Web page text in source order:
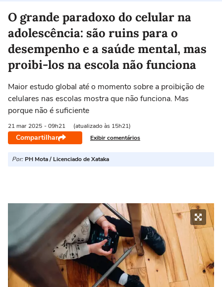
O grande paradoxo do celular na
adolescência: são ruins para o
desempenho e a saúde mental, mas
proibi-los na escola não funciona
Maior estudo global até o momento sobre a proibição de
celulares nas escolas mostra que não funciona. Mas
porque não é suficiente
21 mar 2025 - 09h21 (atualizado às 15h21)
Compartilhar Exibir comentários
Por: PH Mota / Licenciado de Xataka